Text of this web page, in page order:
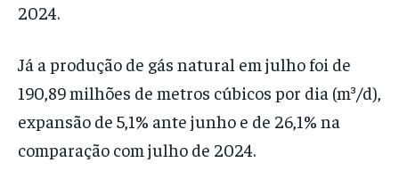
2024.
Já a produção de gás natural em julho foi de
190,89 milhões de metros cúbicos por dia (m³/d),
expansão de 5,1% ante junho e de 26,1% na
comparação com julho de 2024.